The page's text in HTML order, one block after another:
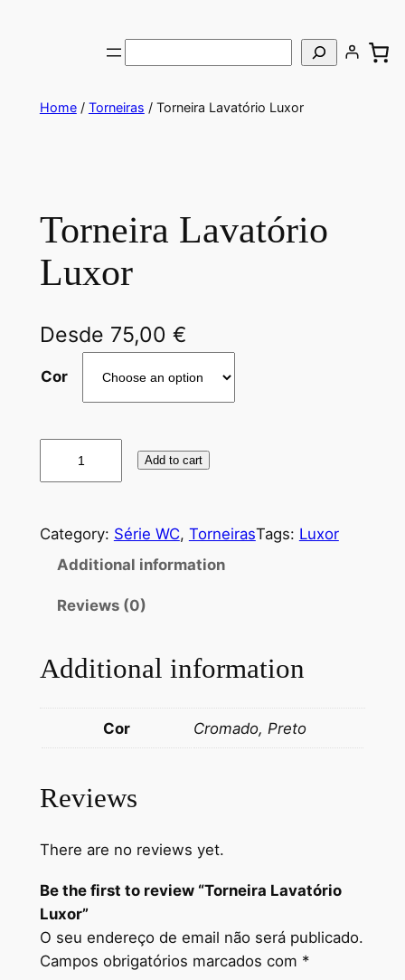
Home/ Torneiras / Torneira Lavatório Luxor
Torneira Lavatório
Luxor
Desde 75,00 €
Cor
e
a
a
i
L
x
o
r
q
Add to cart
Category: Série WC, TorneirasTags: Luxor
Additional information
Reviews (0)
Additional information
Cor Cromado, Preto
Reviews
There are no reviews yet.
Be the first to review “Torneira Lavatório
Luxor”
O seu endereço de email não será publicado.
Campos obrigatórios marcados com *